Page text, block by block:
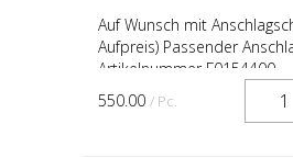
Auf Wunsch mit
Aufpreis) Passender
Artikelnummer F0154400
550.00 / Pc.